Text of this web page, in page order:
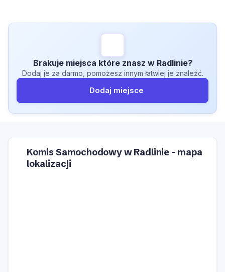
Brakuje miejsca które znasz w Radlinie?
Dodaj je za darmo, pomożesz innym łatwiej je znaleźć.
Dodaj miejsce
Komis Samochodowy w Radlinie – mapa
lokalizacji